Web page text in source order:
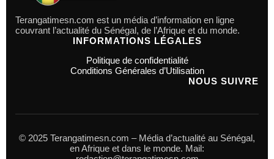
Terangatimesn.com est un média d’information en ligne
couvrant l’actualité du Sénégal, de l’Afrique et du monde.
INFORMATIONS LÉGALES
Politique de confidentialité
Conditions Générales d’Utilisation
NOUS SUIVRE
© 2025 Terangatimesn.com – Média d’actualité au Sénégal,
en Afrique et dans le monde. Mail: